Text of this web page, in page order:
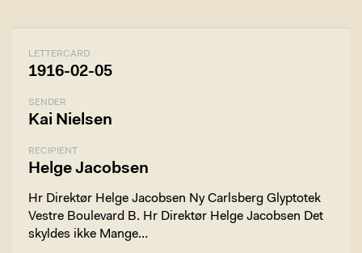
LETTERCARD
1916-02-05
SENDER
Kai Nielsen
RECIPIENT
Helge Jacobsen
Hr Direktør Helge Jacobsen Ny Carlsberg Glyptotek
Vestre Boulevard B. Hr Direktør Helge Jacobsen Det
skyldes ikke Mange…